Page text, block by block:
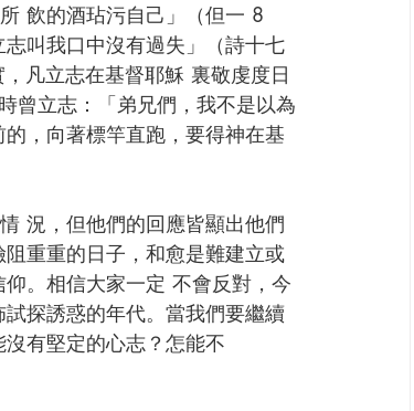
飲的酒玷污自己」（但一 8
叫我口中沒有過失」（詩十七
凡立志在基督耶穌 裏敬虔度日
曾立志：「弟兄們，我不是以為
，向著標竿直跑，要得神在基
況，但他們的回應皆顯出他們
重重的日子，和愈是難建立或
。相信大家一定 不會反對，今
探誘惑的年代。當我們要繼續
有堅定的心志？怎能不